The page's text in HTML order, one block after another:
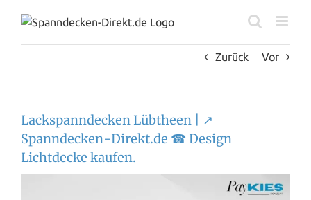
Inhalt
Zurück
Vor
Lackspanndecken Lübtheen | ↗️
Spanndecken-Direkt.de ☎ Design
Lichtdecke kaufen.